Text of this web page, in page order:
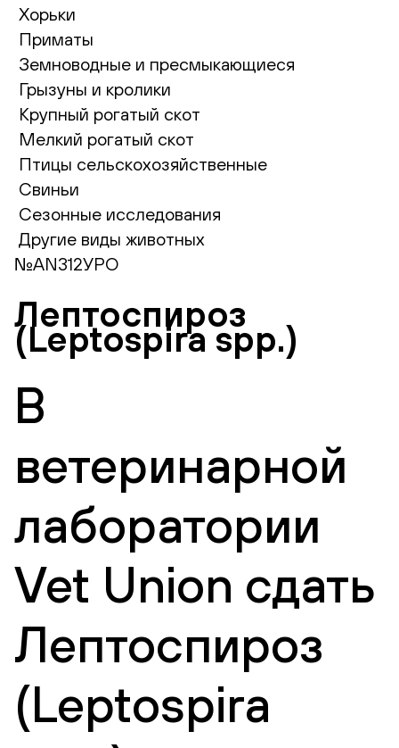
Хорьки
Приматы
Земноводные и пресмыкающиеся
Грызуны и кролики
Крупный рогатый скот
Мелкий рогатый скот
Птицы сельскохозяйственные
Свиньи
Сезонные исследования
Другие виды животных
№AN312УРО
Лептоспироз
(Leptospira spp.)
В
ветеринарной
лаборатории
Vet Union сдать
Лептоспироз
(Leptospira